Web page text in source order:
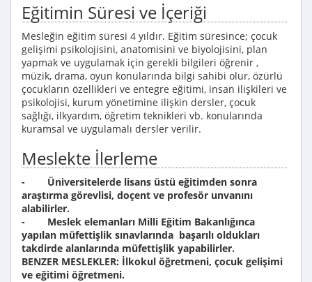
Eğitimin Süresi ve İçeriği
Mesleğin eğitim süresi 4 yıldır. Eğitim süresince; çocuk
gelişimi psikolojisini, anatomisini ve biyolojisini, plan
yapmak ve uygulamak için gerekli bilgileri öğrenir ,
müzik, drama, oyun konularında bilgi sahibi olur, özürlü
çocukların özellikleri ve entegre eğitimi, insan ilişkileri ve
psikolojisi, kurum yönetimine ilişkin dersler, çocuk
sağlığı, ilkyardım, öğretim teknikleri vb. konularında
kuramsal ve uygulamalı dersler verilir.
Meslekte İlerleme
- Üniversitelerde lisans üstü eğitimden sonra
araştırma görevlisi, doçent ve profesör unvanını
alabilirler.
- Meslek elemanları Milli Eğitim Bakanlığınca
yapılan müfettişlik sınavlarında başarılı oldukları
takdirde alanlarında müfettişlik yapabilirler.
BENZER MESLEKLER: İlkokul öğretmeni, çocuk gelişimi
ve eğitimi öğretmeni.